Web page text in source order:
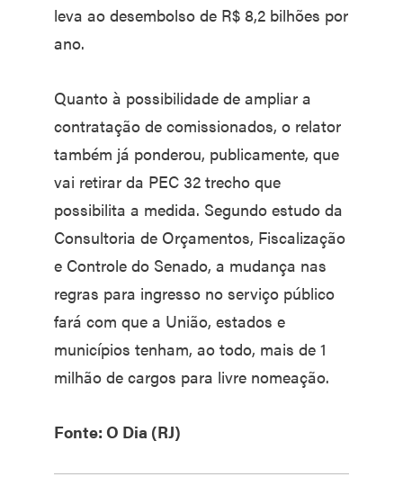
leva ao desembolso de R$ 8,2 bilhões por
ano.
Quanto à possibilidade de ampliar a
contratação de comissionados, o relator
também já ponderou, publicamente, que
vai retirar da PEC 32 trecho que
possibilita a medida. Segundo estudo da
Consultoria de Orçamentos, Fiscalização
e Controle do Senado, a mudança nas
regras para ingresso no serviço público
fará com que a União, estados e
municípios tenham, ao todo, mais de 1
milhão de cargos para livre nomeação.
Fonte: O Dia (RJ)